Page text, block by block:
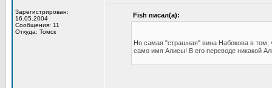
Зарегистрирован:
16.05.2004
Сообщения: 11
Откуда: Томск
Fish писал(а):
Но самая "страшная" вина Набокова в том,
само имя Алисы! В его переводе никакой